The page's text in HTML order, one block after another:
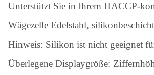
Unterstützt Sie in Ihrem HACCP-
Wägezelle Edelstahl,
Hinweis: Silikon ist nicht geeignet
Überlegene Displaygröße: